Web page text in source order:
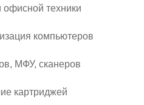
техники
компьютеров
МФУ, сканеров
картриджей